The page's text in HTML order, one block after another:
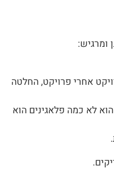
אחרי פרויקט, החלטה
לא כמה פלאגינים הוא